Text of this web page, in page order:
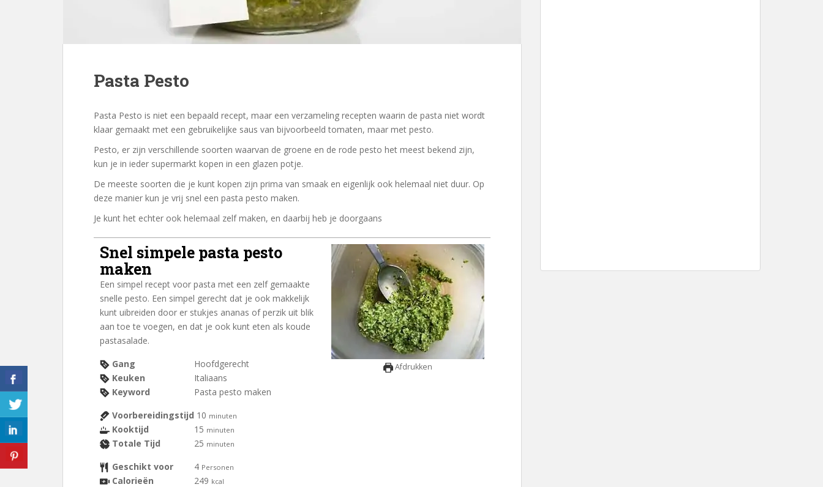
Pasta Pesto
Pasta Pesto is niet een bepaald recept, maar een verzameling recepten waarin de pasta niet wordt
klaar gemaakt met een gebruikelijke saus van bijvoorbeeld tomaten, maar met pesto.
Pesto, er zijn verschillende soorten waarvan de groene en de rode pesto het meest bekend zijn,
kun je in ieder supermarkt kopen in een glazen potje.
De meeste soorten die je kunt kopen zijn prima van smaak en eigenlijk ook helemaal niet duur. Op
deze manier kun je vrij snel een pasta pesto maken.
Je kunt het echter ook helemaal zelf maken, en daarbij heb je doorgaans
Afdrukken
Snel simpele pasta pesto
maken
Een simpel recept voor pasta met een zelf gemaakte
snelle pesto. Een simpel gerecht dat je ook makkelijk
kunt uibreiden door er stukjes ananas of perzik uit blik
aan toe te voegen, en dat je ook kunt eten als koude
pastasalade.
Gang
Hoofdgerecht
Keuken
Italiaans
Keyword
Pasta pesto maken
Voorbereidingstijd 10 minuten
Kooktijd 15 minuten
Totale Tijd 25 minuten
Geschikt voor 4 Personen
Calorieën 249 kcal